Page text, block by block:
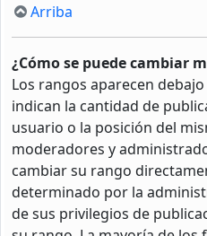
Arriba
¿Cómo se puede cambiar
Los rangos aparecen
indican la cantidad de
usuario o la posición del
moderadores y
cambiar su rango
determinado por la
de sus privilegios de